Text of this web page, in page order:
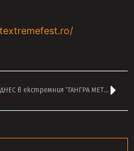
ДНЕС в екстремния ‘ТАНГРА МЕТЪЛ ШОК’ на ВАСИЛ ВЪРБАНОВ в 14:00